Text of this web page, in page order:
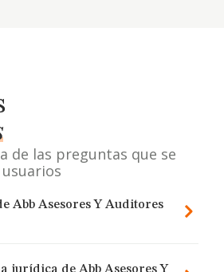
de las preguntas que se
Abb Asesores Y Auditores